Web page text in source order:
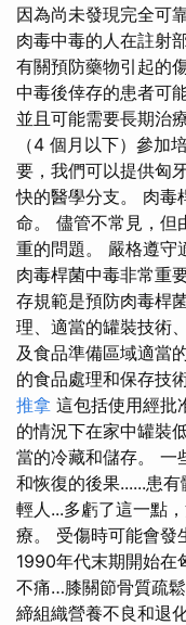
因為尚未發現完全可
肉毒中毒的人在註射
有關預防藥物引起的
中毒後倖存的患者可
並且可能需要長期治
（4 個月以下）參加
要，我們可以提供匈
快的醫學分支。 肉毒
命。 儘管不常見，但
重的問題。 嚴格遵守
肉毒桿菌中毒非常重
存規範是預防肉毒桿
理、適當的罐裝技術
及食品準備區域適當
的食品處理和保存技
推拿 這包括使用經批
的情況下在家中罐裝
當的冷藏和儲存。 一
和恢復的後果......患
輕人...多虧了這一點
療。 受傷時可能會發
1990年代末期開始在
不痛…膝關節骨質疏
締組織營養不良和退